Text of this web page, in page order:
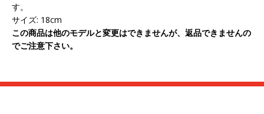
す。
サイズ: 18cm
この商品は他のモデルと変更はできませんが、返品できませんの
でご注意下さい。